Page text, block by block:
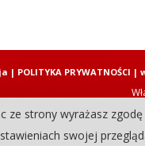
Copyright ©
| POLITYKA PRYWATNOŚCI |
ze strony wyrażasz
swojej